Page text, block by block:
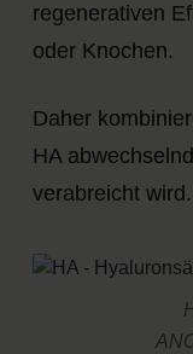
regenerativen
oder Knochen.
Daher
HA
verabreicht wird.